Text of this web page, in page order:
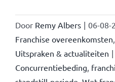
Door Remy Albers | 06-08-
Franchise overeenkomsten
Uitspraken & actualiteiten |
Concurrentiebeding